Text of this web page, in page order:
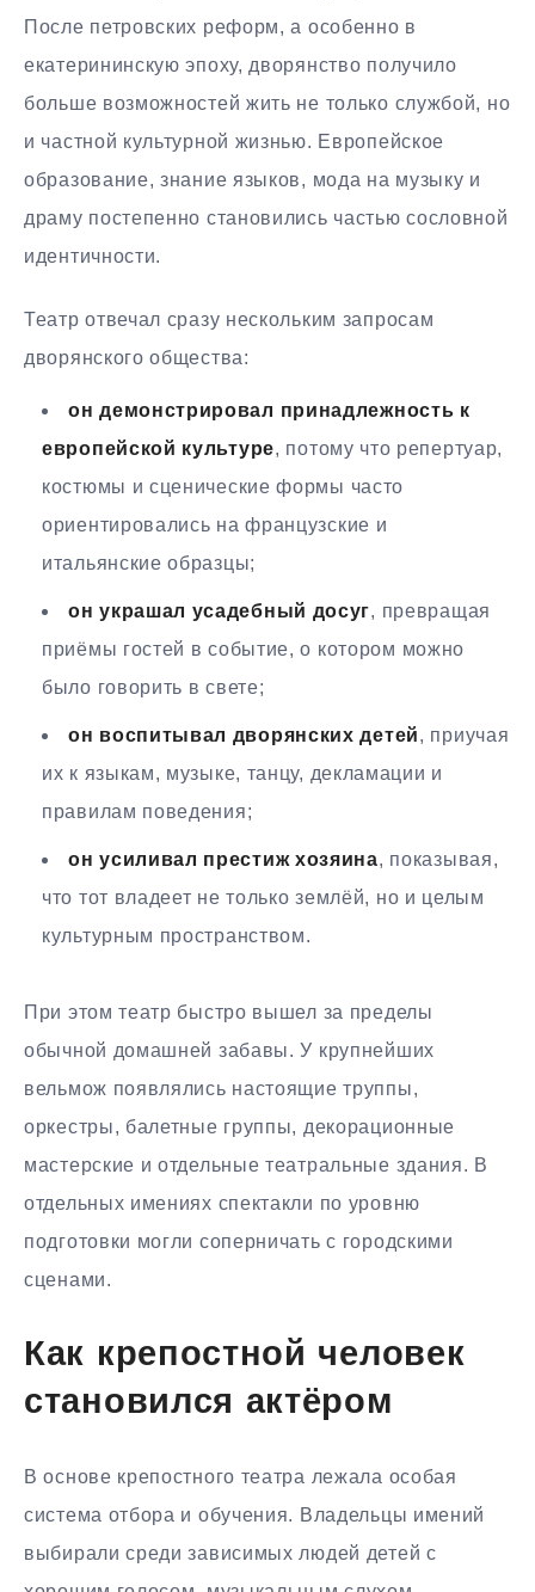
После петровских реформ, а особенно в
екатерининскую эпоху, дворянство получило
больше возможностей жить не только службой, но
и частной культурной жизнью. Европейское
образование, знание языков, мода на музыку и
драму постепенно становились частью сословной
идентичности.
Театр отвечал сразу нескольким запросам
дворянского общества:
он демонстрировал принадлежность к
европейской культуре, потому что репертуар,
костюмы и сценические формы часто
ориентировались на французские и
итальянские образцы;
он украшал усадебный досуг, превращая
приёмы гостей в событие, о котором можно
было говорить в свете;
он воспитывал дворянских детей, приучая
их к языкам, музыке, танцу, декламации и
правилам поведения;
он усиливал престиж хозяина, показывая,
что тот владеет не только землёй, но и целым
культурным пространством.
При этом театр быстро вышел за пределы
обычной домашней забавы. У крупнейших
вельмож появлялись настоящие труппы,
оркестры, балетные группы, декорационные
мастерские и отдельные театральные здания. В
отдельных имениях спектакли по уровню
подготовки могли соперничать с городскими
сценами.
Как крепостной человек
становился актёром
В основе крепостного театра лежала особая
система отбора и обучения. Владельцы имений
выбирали среди зависимых людей детей с